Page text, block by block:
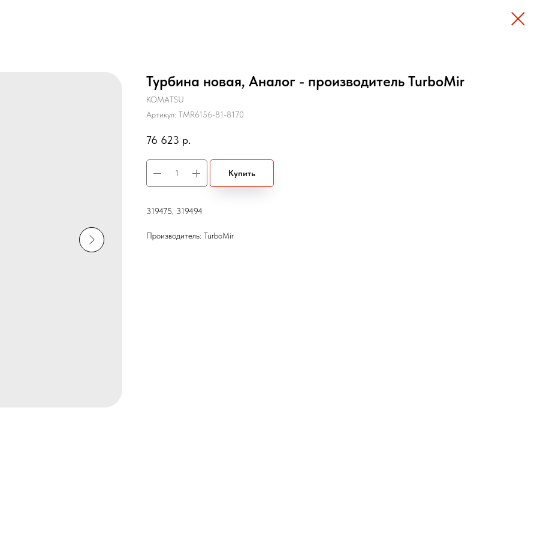
Турбина новая, Аналог - производитель TurboMir
KOMATSU
Артикул: TMR6156-81-8170
76 623 р.
Купить
319475, 319494
Производитель: TurboMir